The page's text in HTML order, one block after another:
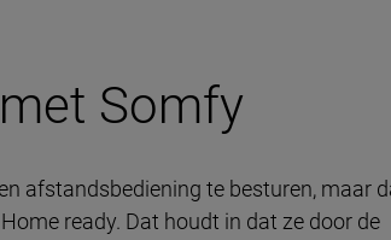
Somfy
afstandsbediening te besturen, maar
ready. Dat houdt in dat ze door de